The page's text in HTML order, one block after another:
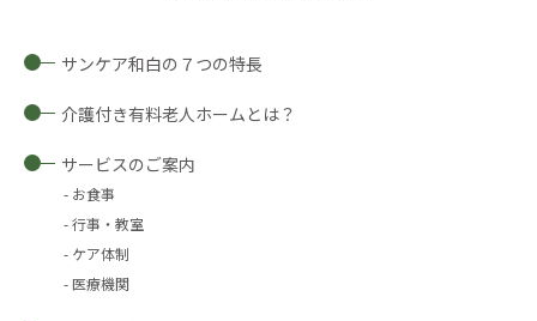
サンケア和白の７つの特長
介護付き有料老人ホームとは？
サービスのご案内
お食事
行事・教室
ケア体制
医療機関